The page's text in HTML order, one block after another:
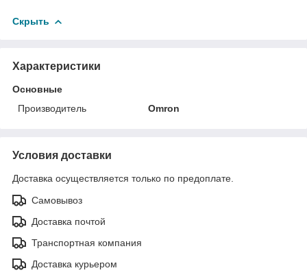
Скрыть
Характеристики
Основные
Производитель
Omron
Условия доставки
Доставка осуществляется только по предоплате.
Самовывоз
Доставка почтой
Транспортная компания
Доставка курьером